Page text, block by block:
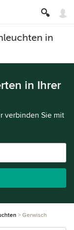
in
in Ihrer
verbinden Sie mit
Gerwisch